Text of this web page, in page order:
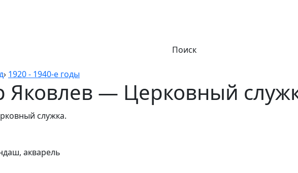
Поиск
› 1920 - 1940-е годы
Яковлев — Церковный
акварель